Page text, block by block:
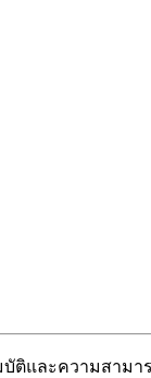
มบัติและความสาม